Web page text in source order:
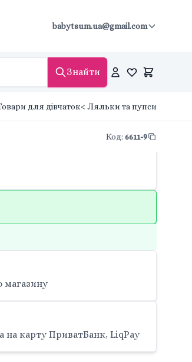
babytsum.ua@gmail.com
Знайти
для дівчаток< Ляльки та пупси
Код: 6611-9
магазину
на карту ПриватБанк, LiqPay